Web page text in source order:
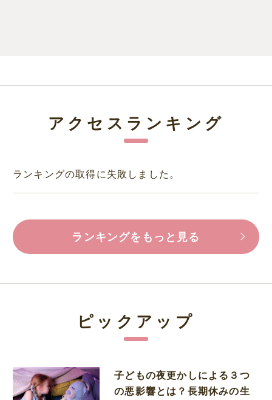
アクセスランキング
ランキングの取得に失敗しました。
ランキングをもっと見る
ピックアップ
子どもの夜更かしによる３つ
の悪影響とは？長期休みの生